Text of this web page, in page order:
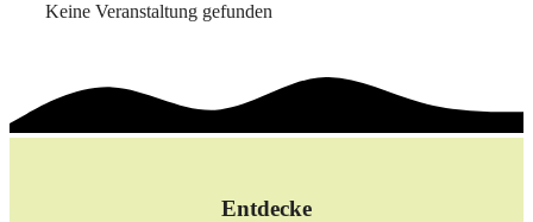
Keine Veranstaltung gefunden
Entdecke